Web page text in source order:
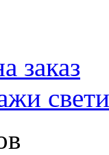
заказ